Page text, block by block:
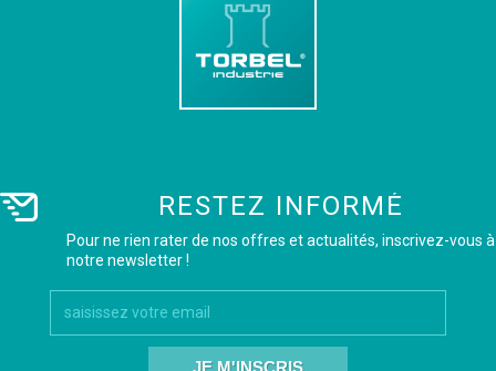
RESTEZ INFORMÉ
Pour ne rien rater de nos offres et actualités, inscrivez-vous à
notre newsletter !
JE M'INSCRIS